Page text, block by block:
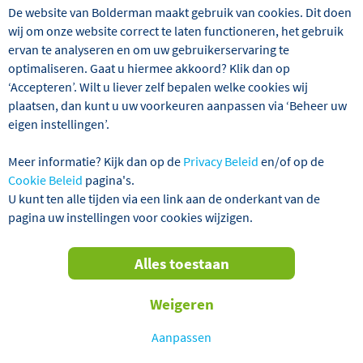
Bolderman Excursiereizen laat u tijdens deze schitterende
rondreis vele hoogtepunten uit de Byzantijnse
geschiedenis van de Balkan zien. Elk land dat we
cultuur en een adembenemende natuur. We beginnen
onze reis in Servië, waar we de hoofdstad Belgrado
Skopje en het pachtige meer van Ohrid. Vervolgens gaan
Dit kleine zonnige land aan de Adriatische Zee heeft
De website van Bolderman maakt gebruik van cookies. Dit doen
wij om onze website correct te laten functioneren, het gebruik
ervan te analyseren en om uw gebruikerservaring te
optimaliseren. Gaat u hiermee akkoord? Klik dan op
‘Accepteren’. Wilt u liever zelf bepalen welke cookies wij
plaatsen, dan kunt u uw voorkeuren aanpassen via ‘Beheer uw
eigen instellingen’.
Meer informatie? Kijk dan op de Privacy Beleid en/of op de
Cookie Beleid pagina's.
U kunt ten alle tijden via een link aan de onderkant van de
pagina uw instellingen voor cookies wijzigen.
Aanpassen
Weigeren
Alles toestaan